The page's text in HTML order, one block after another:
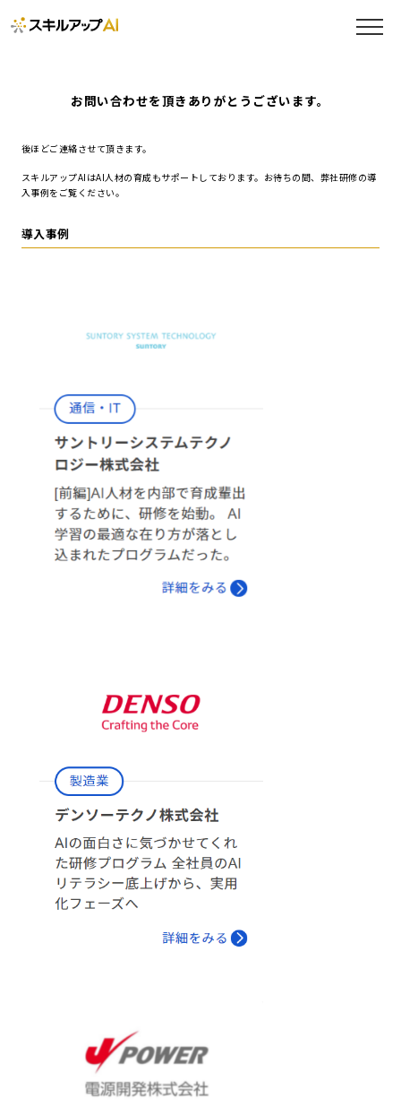
お問い合わせを頂きありがとうございます。
後ほどご連絡させて頂きます。
スキルアップAIはAI人材の育成もサポートしております。お待ちの間、弊社研修の導
入事例をご覧ください。
導入事例